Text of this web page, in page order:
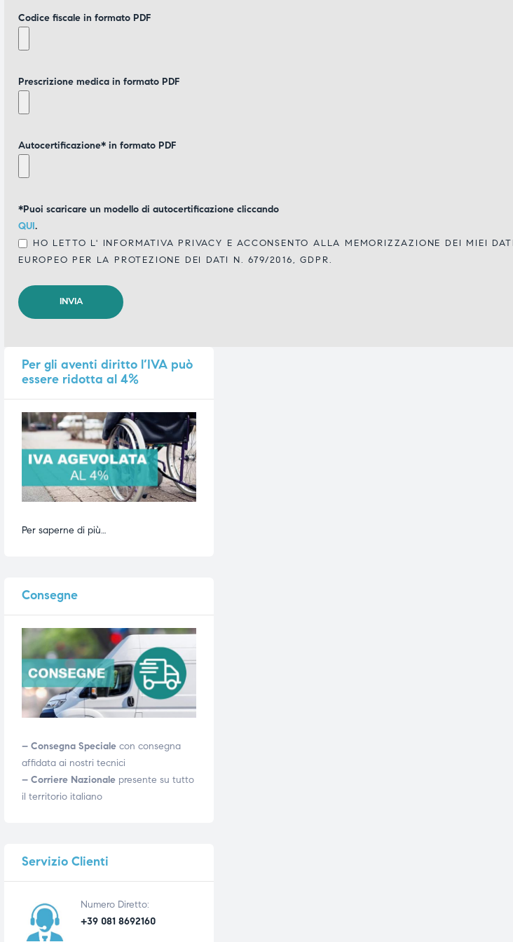
Codice fiscale in formato PDF
Prescrizione medica in formato PDF
Autocertificazione* in formato PDF
*Puoi scaricare un modello di autocertificazione cliccando
QUI.
HO LETTO L' INFORMATIVA PRIVACY E ACCONSENTO ALLA MEMORIZZAZIONE DEI MIEI
EUROPEO PER LA PROTEZIONE DEI DATI N. 679/2016, GDPR.
Per gli aventi diritto l’IVA può
essere ridotta al 4%
Per saperne di più…
Consegne
– Consegna Speciale con consegna
affidata ai nostri tecnici
– Corriere Nazionale presente su tutto
il territorio italiano
Servizio Clienti
Numero Diretto:
+39 081 8692160